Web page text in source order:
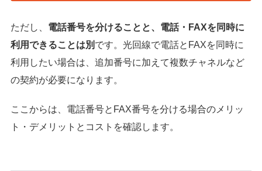
ただし、 電話番号を分けることと、電話・FAXを同時に
利用できることは別 です。光回線で電話とFAXを同時に
利用したい場合は、追加番号に加えて複数チャネルなど
の契約が必要になります。
ここからは、電話番号とFAX番号を分ける場合のメリッ
ト・デメリットとコストを確認します。